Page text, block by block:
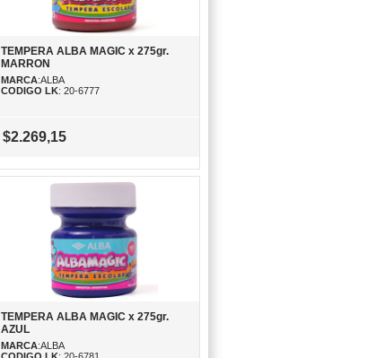
TEMPERA ALBA MAGIC x 275gr.
MARRON
MARCA:ALBA
CODIGO LK: 20-6777
$2.269,15
TEMPERA ALBA MAGIC x 275gr.
AZUL
MARCA:ALBA